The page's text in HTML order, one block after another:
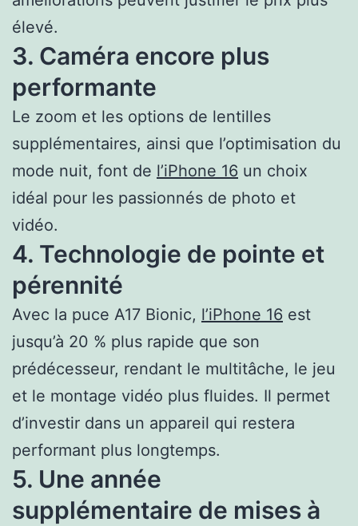
élevé.
3. Caméra encore plus
performante
Le zoom et les options de lentilles
supplémentaires, ainsi que l’optimisation du
mode nuit, font de l’iPhone 16 un choix
idéal pour les passionnés de photo et
vidéo.
4. Technologie de pointe et
pérennité
Avec la puce A17 Bionic, l’iPhone 16 est
jusqu’à 20 % plus rapide que son
prédécesseur, rendant le multitâche, le jeu
et le montage vidéo plus fluides. Il permet
d’investir dans un appareil qui restera
performant plus longtemps.
5. Une année
supplémentaire de mises à